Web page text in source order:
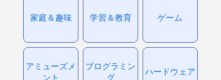
家庭＆趣味 学習＆教育 ゲーム
アミューズメ
ント
プログラミン
グ
ハードウェア